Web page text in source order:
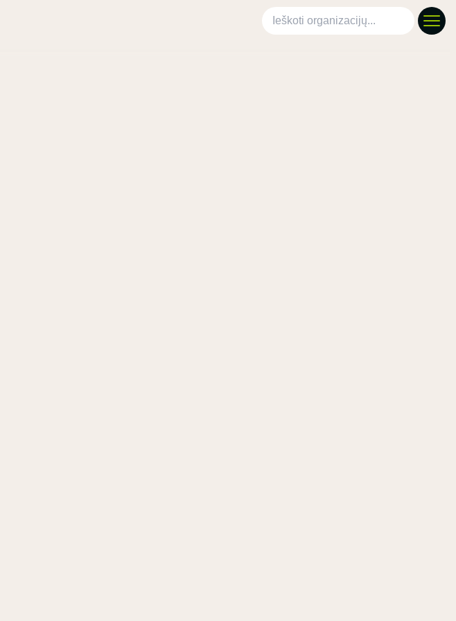
Ieškoti organizacijų